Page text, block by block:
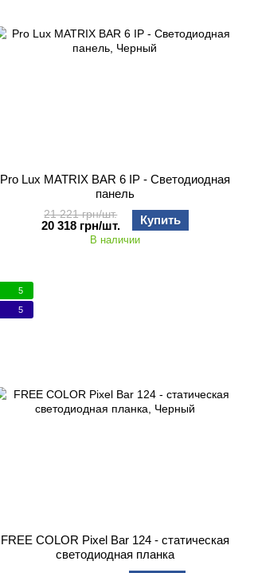
Pro Lux MATRIX BAR 6 IP - Светодиодная
панель
21 221 грн/шт.
20 318 грн/шт. Купить
В наличии
5
5
FREE COLOR Pixel Bar 124 - статическая
светодиодная планка